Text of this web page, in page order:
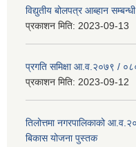
विद्युतीय बोलपत्र आब्हान
प्रकाशन मिति: 2023-09-13
प्रगति समिक्षा आ.व.२०७९ /
प्रकाशन मिति: 2023-09-12
तिलोत्तमा नगरपालिकाको
बिकास योजना पुस्तक